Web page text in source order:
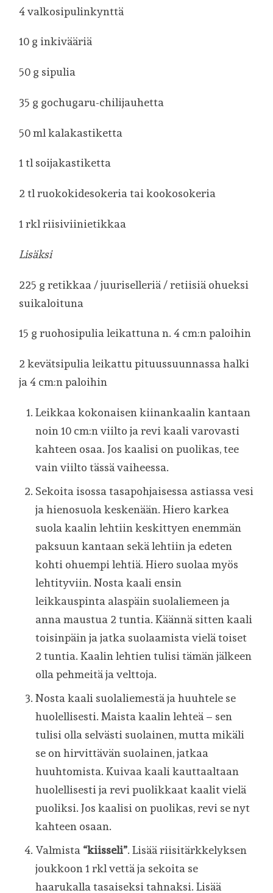
4 valkosipulinkynttä
10 g inkivääriä
50 g sipulia
35 g gochugaru-chilijauhetta
50 ml kalakastiketta
1 tl soijakastiketta
2 tl ruokokidesokeria tai kookosokeria
1 rkl riisiviinietikkaa
Lisäksi
225 g retikkaa / juuriselleriä / retiisiä ohueksi
suikaloituna
15 g ruohosipulia leikattuna n. 4 cm:n paloihin
2 kevätsipulia leikattu pituussuunnassa halki
ja 4 cm:n paloihin
Leikkaa kokonaisen kiinankaalin kantaan
noin 10 cm:n viilto ja revi kaali varovasti
kahteen osaa. Jos kaalisi on puolikas, tee
vain viilto tässä vaiheessa.
Sekoita isossa tasapohjaisessa astiassa vesi
ja hienosuola keskenään. Hiero karkea
suola kaalin lehtiin keskittyen enemmän
paksuun kantaan sekä lehtiin ja edeten
kohti ohuempi lehtiä. Hiero suolaa myös
lehtityviin. Nosta kaali ensin
leikkauspinta alaspäin suolaliemeen ja
anna maustua 2 tuntia. Käännä sitten kaali
toisinpäin ja jatka suolaamista vielä toiset
2 tuntia. Kaalin lehtien tulisi tämän jälkeen
olla pehmeitä ja velttoja.
Nosta kaali suolaliemestä ja huuhtele se
huolellisesti. Maista kaalin lehteä – sen
tulisi olla selvästi suolainen, mutta mikäli
se on hirvittävän suolainen, jatkaa
huuhtomista. Kuivaa kaali kauttaaltaan
huolellisesti ja revi puolikkaat kaalit vielä
puoliksi. Jos kaalisi on puolikas, revi se nyt
kahteen osaan.
Valmista “kiisseli”. Lisää riisitärkkelyksen
joukkoon 1 rkl vettä ja sekoita se
haarukalla tasaiseksi tahnaksi. Lisää